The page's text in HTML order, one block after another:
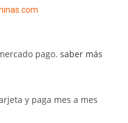
pago. saber más
y paga mes a mes